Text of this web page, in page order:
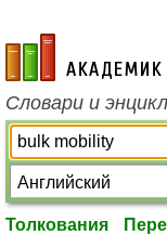
academic.ru
Словари и
Толкования